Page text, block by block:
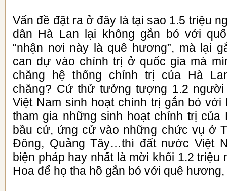
Vấn đề đặt ra ở đây là tại sao 1.5 triệu
dân Hà Lan lại không gắn bó với
“nhận nơi này là quê hương”, mà lại
can dự vào chính trị ở quốc gia mà
chăng hệ thống chính trị của Hà
chăng? Cứ thử tưởng tượng 1.2
Việt Nam sinh hoạt chính trị gắn bó với
tham gia những sinh hoạt chính trị của
bầu cử, ứng cử vào những chức vụ ở
Đông, Quảng Tây…thì đất nước Việt
biện pháp hay nhất là mời khối 1.2 triệu
Hoa để họ tha hồ gắn bó với quê